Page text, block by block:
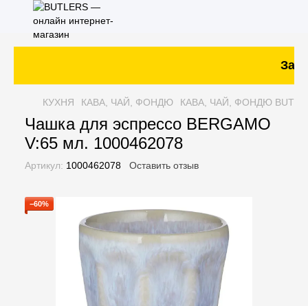
КУХНЯ КАВА, ЧАЙ, ФОНДЮ КАВА, ЧАЙ, ФОНДЮ
Чашка для эспрессо BERGAMO
V:65 мл. 1000462078
Артикул: 1000462078 Оставить отзыв
−60%